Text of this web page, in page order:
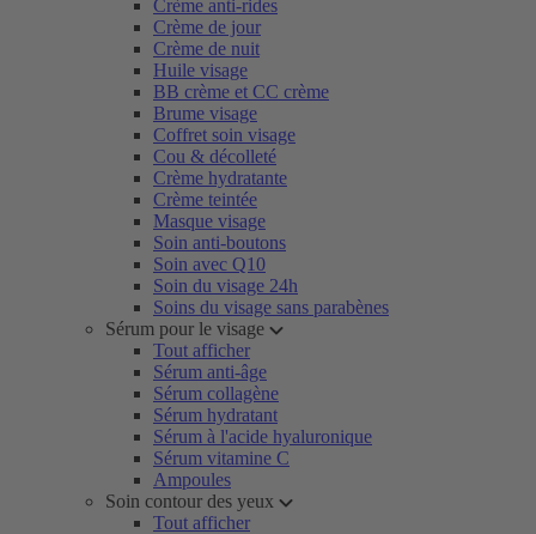
Crème anti-rides
Crème de jour
Crème de nuit
Huile visage
BB crème et CC crème
Brume visage
Coffret soin visage
Cou & décolleté
Crème hydratante
Crème teintée
Masque visage
Soin anti-boutons
Soin avec Q10
Soin du visage 24h
Soins du visage sans parabènes
Sérum pour le visage
Tout afficher
Sérum anti-âge
Sérum collagène
Sérum hydratant
Sérum à l'acide hyaluronique
Sérum vitamine C
Ampoules
Soin contour des yeux
Tout afficher